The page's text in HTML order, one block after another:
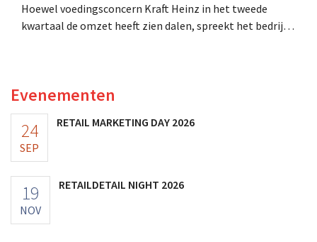
Hoewel voedingsconcern Kraft Heinz in het tweede
kwartaal de omzet heeft zien dalen, spreekt het bedrijf
Evenementen
24
SEP
RETAIL MARKETING DAY 2026
19
NOV
RETAILDETAIL NIGHT 2026